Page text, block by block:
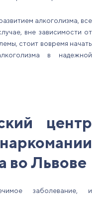
алкоголизма, все
вне зависимости от
стоит вовремя начать
в надежной
центр
во Львове
заболевание, и